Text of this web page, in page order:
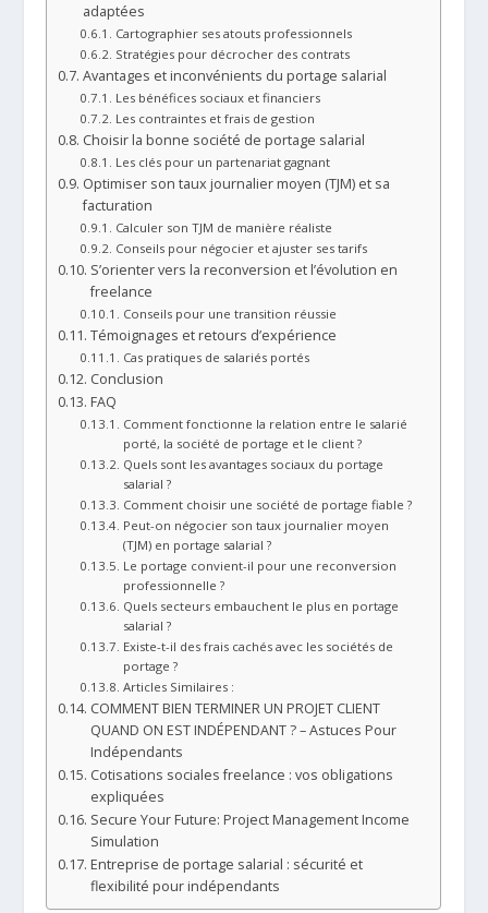
adaptées
Cartographier ses atouts professionnels
Stratégies pour décrocher des contrats
Avantages et inconvénients du portage salarial
Les bénéfices sociaux et financiers
Les contraintes et frais de gestion
Choisir la bonne société de portage salarial
Les clés pour un partenariat gagnant
Optimiser son taux journalier moyen (TJM) et sa
facturation
Calculer son TJM de manière réaliste
Conseils pour négocier et ajuster ses tarifs
S’orienter vers la reconversion et l’évolution en
freelance
Conseils pour une transition réussie
Témoignages et retours d’expérience
Cas pratiques de salariés portés
Conclusion
FAQ
Comment fonctionne la relation entre le salarié
porté, la société de portage et le client ?
Quels sont les avantages sociaux du portage
salarial ?
Comment choisir une société de portage fiable ?
Peut-on négocier son taux journalier moyen
(TJM) en portage salarial ?
Le portage convient-il pour une reconversion
professionnelle ?
Quels secteurs embauchent le plus en portage
salarial ?
Existe-t-il des frais cachés avec les sociétés de
portage ?
Articles Similaires :
COMMENT BIEN TERMINER UN PROJET CLIENT
QUAND ON EST INDÉPENDANT ? – Astuces Pour
Indépendants
Cotisations sociales freelance : vos obligations
expliquées
Secure Your Future: Project Management Income
Simulation
Entreprise de portage salarial : sécurité et
flexibilité pour indépendants